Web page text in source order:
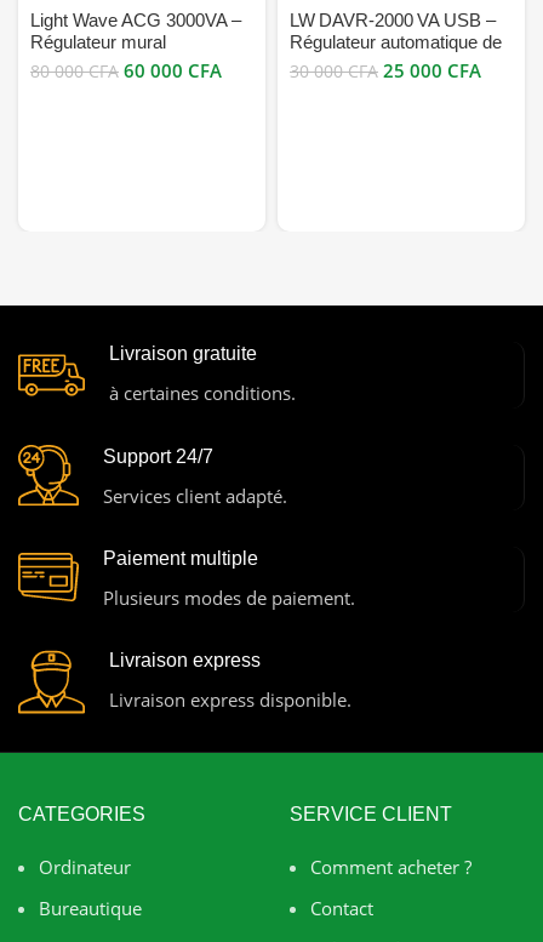
Light Wave ACG 3000VA –
Régulateur mural
automatique haute capacité
80 000CFA 60 000 CFA
LW DAVR‑2000 VA USB –
Régulateur automatique de
tension numérique bon prix
30 000CFA 25 000 CFA
Livraison gratuite
à certaines conditions.
Support 24/7
Services client adapté.
Paiement multiple
Plusieurs modes de paiement.
Livraison express
Livraison express disponible.
CATEGORIES
Ordinateur
Bureautique
SERVICE CLIENT
Comment acheter ?
Contact